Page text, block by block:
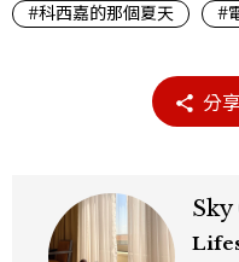
#科西嘉的那個夏天
#
分